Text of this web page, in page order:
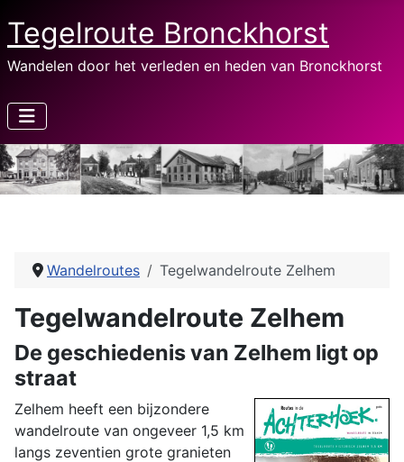
Tegelroute Bronckhorst
Wandelen door het verleden en heden van Bronckhorst
Wandelroutes Tegelwandelroute Zelhem
Tegelwandelroute Zelhem
De geschiedenis van Zelhem ligt op
straat
Zelhem heeft een bijzondere
wandelroute van ongeveer 1,5 km
langs zeventien grote granieten